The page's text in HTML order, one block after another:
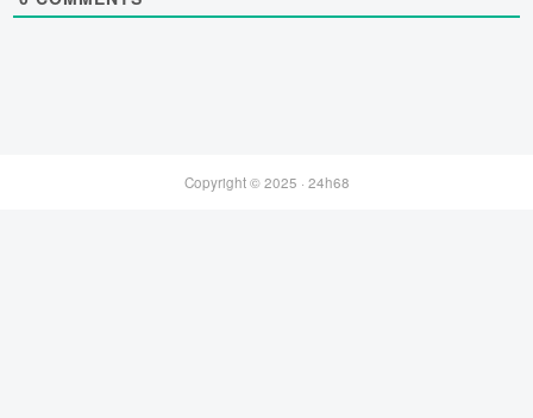
Copyright © 2025 · 24h68